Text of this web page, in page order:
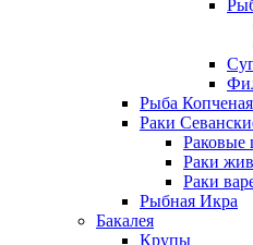
Рыба Копченая
Раки
Раковые
Раки
Раки
Рыбная Икра
Бакалея
Крупы